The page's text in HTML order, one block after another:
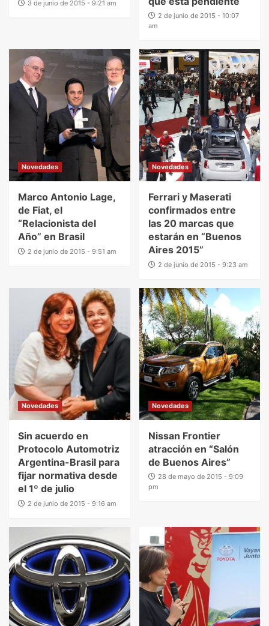
3 de junio de 2015 - 9:21 am
2 de junio de 2015 - 10:07
am
Novedades
Marco Antonio Lage,
de Fiat, el
“Relacionista del
Año” en Brasil
2 de junio de 2015 - 9:51 am
Novedades
Ferrari y Maserati
confirmados entre
las 20 marcas que
estarán en “Buenos
Aires 2015”
2 de junio de 2015 - 9:23 am
Novedades
Sin acuerdo en
Protocolo Automotriz
Argentina-Brasil para
fijar normativa desde
el 1º de julio
2 de junio de 2015 - 9:16 am
Novedades
Nissan Frontier
atracción en “Salón
de Buenos Aires”
28 de mayo de 2015 - 9:09
pm